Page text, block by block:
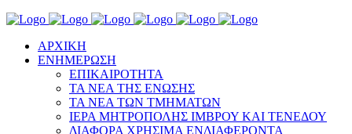
ΑΡΧΙΚΗ
ΕΝΗΜΕΡΩΣΗ
ΕΠΙΚΑΙΡΟΤΗΤΑ
ΤΑ ΝΕΑ ΤΗΣ ΕΝΩΣΗΣ
ΤΑ ΝΕΑ ΤΩΝ ΤΜΗΜΑΤΩΝ
ΙΕΡΑ ΜΗΤΡΟΠΟΛΗΣ ΙΜΒΡΟΥ ΚΑΙ ΤΕΝΕΔΟΥ
ΔΙΑΦΟΡΑ ΧΡΗΣΙΜΑ ΕΝΔΙΑΦΕΡΟΝΤΑ